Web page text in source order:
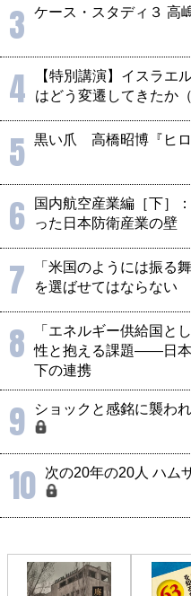
3 ケース・スタディ３ 高
4
【特別講演】イスラエ
はどう変遷してきたか
5 黒い爪 高橋昭博『ヒロ
6
国内航空産業編［下］
った日本防衛産業の壁
7
「米国のようには振る
を選ばせてはならない
8
「エネルギー供給国と
性と抱える課題――日
下の連携
9 ショックと感銘に襲わ
10 次の20年の20人 ハム